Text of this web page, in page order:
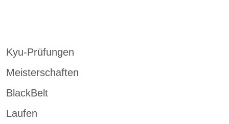
Kyu-Prüfungen
Meisterschaften
BlackBelt
Laufen